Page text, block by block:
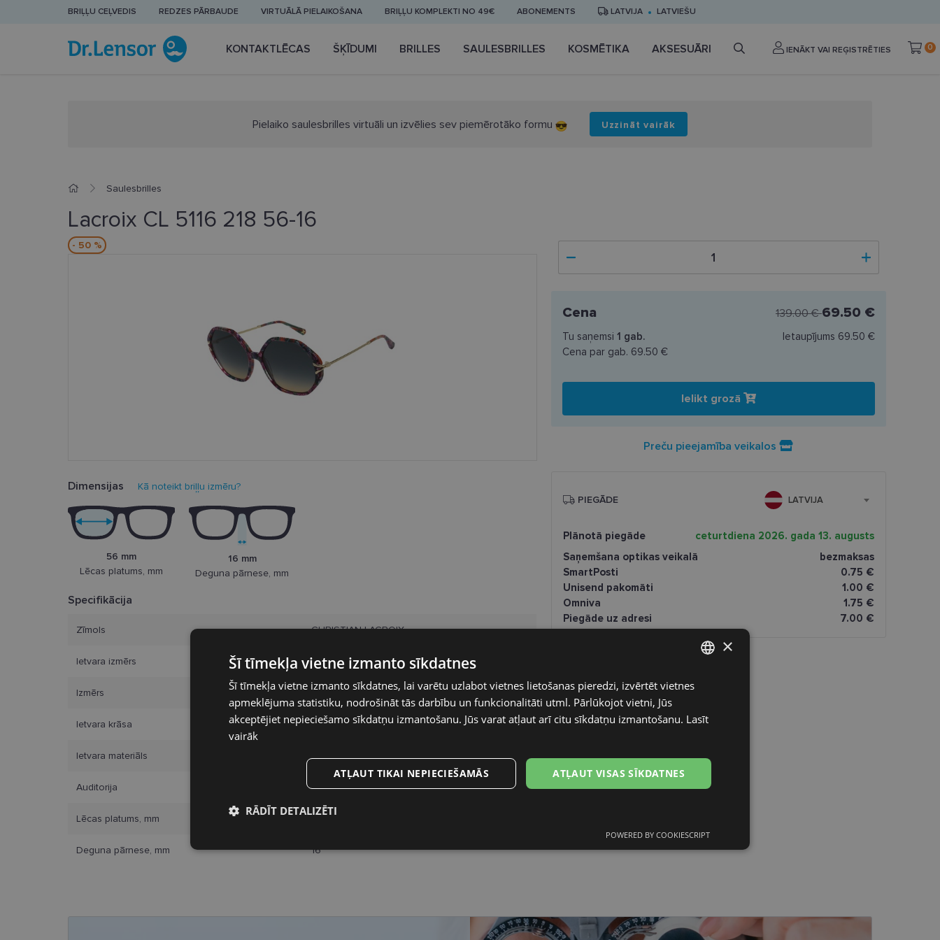
BRIĻĻU CEĻVEDIS REDZES PĀRBAUDE VIRTUĀLĀ PIELAIKOŠANA BRIĻĻU KOMPLEKTI NO 49€ ABONEMENTS LATVIJA LATVIEŠU
KONTAKTLĒCAS ŠĶĪDUMI BRILLES SAULESBRILLES KOSMĒTIKA AKSESUĀRI IENĀKT VAI REĢISTRĒTIES 0
Pielaiko saulesbrilles virtuāli un izvēlies sev piemērotāko formu Uzzināt vairāk
Saulesbrilles
Lacroix CL 5116 218 56-16
- 50 %
Dimensijas Kā noteikt briļļu izmēru?
56 mm
Lēcas platums, mm
16 mm
Deguna pārnese, mm
Specifikācija
Zīmols CHRISTIAN LACROIX
Ietvara izmērs 56-16
Izmērs M
Ietvara krāsa psychedel
Ietvara materiāls Plastmasa
Auditorija Sievietēm
Lēcas platums, mm 56
Deguna pārnese, mm 16
Cena 139.00 €69.50 €
Tu saņemsi 1 gab.
Cena par gab. 69.50 €
Ietaupījums 69.50 €
Ielikt grozā
Preču pieejamība veikalos
PIEGĀDE LATVIJA
Plānotā piegāde
ceturtdiena 2026. gada 13. augusts
Saņemšana optikas veikalā
bezmaksas
SmartPosti
0.75 €
Unisend pakomāti
1.00 €
Omniva
1.75 €
Piegāde uz adresi
7.00 €
LATVIAN
×
Šī tīmekļa vietne izmanto sīkdatnes
Šī tīmekļa vietne izmanto sīkdatnes, lai varētu uzlabot vietnes lietošanas pieredzi, izvērtēt vietnes
apmeklējuma statistiku, nodrošināt tās darbību un funkcionalitāti utml. Pārlūkojot vietni, Jūs
akceptējiet nepieciešamo sīkdatņu izmantošanu. Jūs varat atļaut arī citu sīkdatņu izmantošanu. Lasīt
vairāk
ATĻAUT VISAS SĪKDATNES
ATĻAUT TIKAI NEPIECIEŠAMĀS
RĀDĪT DETALIZĒTI
sīkdatnes
sīkdatnes
sīkdatnes
sīkdatnes
Neklasificētās
POWERED BY COOKIESCRIPT